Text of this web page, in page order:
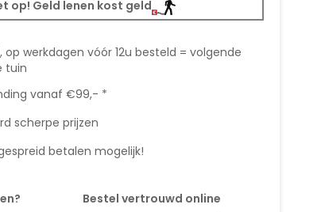
op! Geld lenen kost geld
op werkdagen vóór 12u besteld = volgende
tuin
vanaf €99,- *
scherpe prijzen
betalen mogelijk!
Bestel vertrouwd online